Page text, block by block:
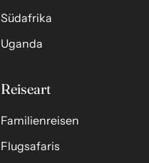
Südafrika
Uganda
Reiseart
Familienreisen
Flugsafaris